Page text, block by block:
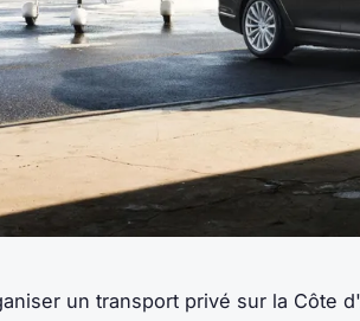
un transport privé sur la Côte